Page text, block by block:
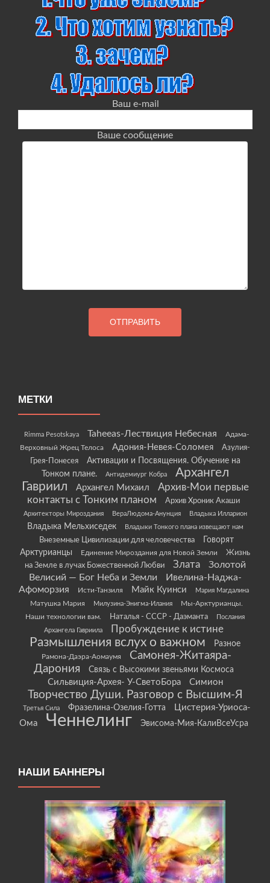
Ваш e-mail
Ваше сообщение
МЕТКИ
Rimma Pesotskaya Taheeas-Лествиция Небесная
Адама-
Верховный Жрец Телоса
Адония-Невея-Соломея
Азулия-
Грея-Понесея
Активации и Посвящения. Обучение на
Тонком плане.
Антидемиург Кобра
Архангел
Гавриил
Архангел Михаил
Архив-Мои первые
контакты с Тонким планом
Архив Хроник Акаши
Архитекторы Мироздания ВераЛюдома-Анунция Владыка Илларион
Владыка Мельхиседек Владыки Тонкого плана извещают нам
Внеземные Цивилизации для человечества
Говорят
Арктурианцы
Единение Мироздания для Новой Земли
Жизнь
на Земле в лучах Божественной Любви
Злата
Золотой
Велисий — Бог Неба и Земли
Ивелина-Наджа-
Афоморзия
Исти-Танзиля Майк Куинси Мария Магдалина
Матушка Мария Милузина-Энигма-Илания
Мы-Арктурианцы.
Наши технологии вам.
Наталья - СССР - Даэманта
Послания
Архангела Гавриила
Пробуждение к истине
Размышления вслух о важном Разное
Рамона-Даэра-Аомаумя
Самонея-Житаяра-
Дарония
Связь с Высокими звеньями Космоса
Сильвиция-Архея- У-СветоБора Симион
Творчество Души. Разговор с Высшим-Я
Третья Сила Фразелина-Озелия-Готта
Цистерия-Уриоса-
Ома
Ченнелинг Эвисома-Мия-КалиВсеУсра
НАШИ БАННЕРЫ